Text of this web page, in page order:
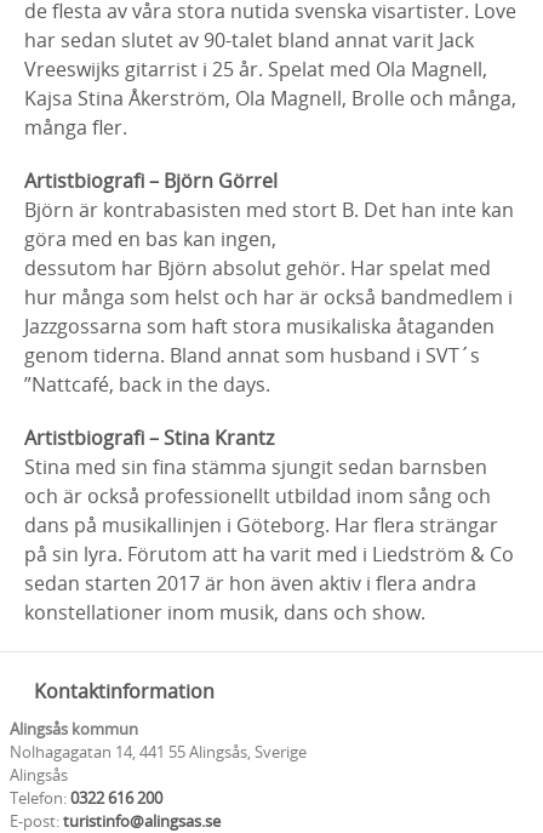
de flesta av våra stora nutida svenska visartister. Love
har sedan slutet av 90-talet bland annat varit Jack
Vreeswijks gitarrist i 25 år. Spelat med Ola Magnell,
Kajsa Stina Åkerström, Ola Magnell, Brolle och många,
många fler.
Artistbiografi – Björn Görrel
Björn är kontrabasisten med stort B. Det han inte kan
göra med en bas kan ingen,
dessutom har Björn absolut gehör. Har spelat med
hur många som helst och har är också bandmedlem i
Jazzgossarna som haft stora musikaliska åtaganden
genom tiderna. Bland annat som husband i SVT´s
”Nattcafé, back in the days.
Artistbiografi – Stina Krantz
Stina med sin fina stämma sjungit sedan barnsben
och är också professionellt utbildad inom sång och
dans på musikallinjen i Göteborg. Har flera strängar
på sin lyra. Förutom att ha varit med i Liedström & Co
sedan starten 2017 är hon även aktiv i flera andra
konstellationer inom musik, dans och show.
Kontaktinformation
Alingsås kommun
Nolhagagatan 14, 441 55 Alingsås, Sverige
Alingsås
Telefon:0322 616 200
E-post:turistinfo@alingsas.se